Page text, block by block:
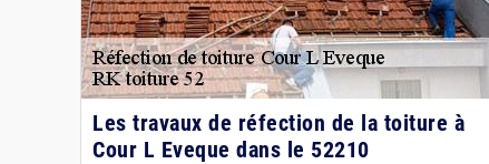
Les travaux de réfection de la toiture à
Cour L Eveque dans le 52210